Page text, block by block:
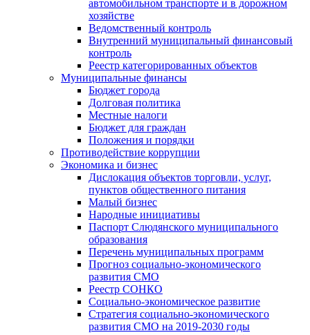
автомобильном транспорте и в дорожном
хозяйстве
Ведомственный контроль
Внутренний муниципальный финансовый
контроль
Реестр категорированных объектов
Муниципальные финансы
Бюджет города
Долговая политика
Местные налоги
Бюджет для граждан
Положения и порядки
Противодействие коррупции
Экономика и бизнес
Дислокация объектов торговли, услуг,
пунктов общественного питания
Малый бизнес
Народные инициативы
Паспорт Слюдянского муниципального
образования
Перечень муниципальных программ
Прогноз социально-экономического
развития СМО
Реестр СОНКО
Социально-экономическое развитие
Стратегия социально-экономического
развития СМО на 2019-2030 годы